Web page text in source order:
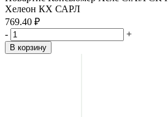
Хелеон КХ САРЛ
769.40 ₽
-
+
В корзину